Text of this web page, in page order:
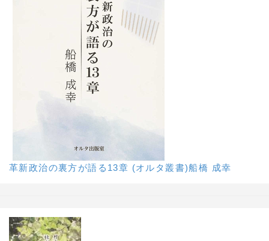
革新政治の裏方が語る13章 (オルタ叢書)船橋 成幸